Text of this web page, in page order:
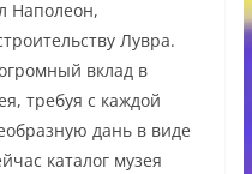
Наполеон,
Лувра.
вклад в
требуя с каждой
дань в виде
каталог музея